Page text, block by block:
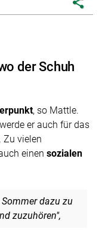
der Schuh
, so Mattle.
er auch für das
Zu vielen
einen sozialen
dazu zu
zuzuhören",